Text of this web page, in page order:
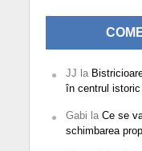
JJ la
în centrul
Gabi la Ce se
schimbarea